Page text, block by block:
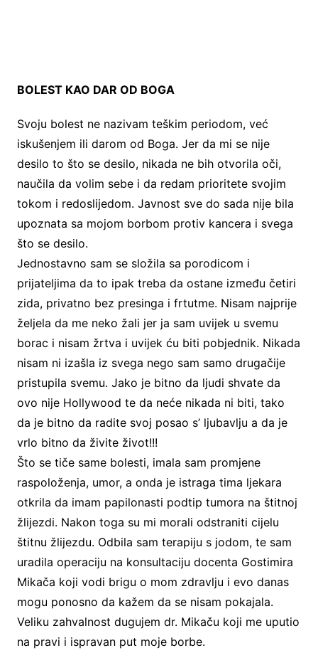
BOLEST KAO DAR OD BOGA
Svoju bolest ne nazivam teškim periodom, već
iskušenjem ili darom od Boga. Jer da mi se nije
desilo to što se desilo, nikada ne bih otvorila oči,
naučila da volim sebe i da redam prioritete svojim
tokom i redoslijedom. Javnost sve do sada nije bila
upoznata sa mojom borbom protiv kancera i svega
što se desilo.
Jednostavno sam se složila sa porodicom i
prijateljima da to ipak treba da ostane između četiri
zida, privatno bez presinga i frtutme. Nisam najprije
željela da me neko žali jer ja sam uvijek u svemu
borac i nisam žrtva i uvijek ću biti pobjednik. Nikada
nisam ni izašla iz svega nego sam samo drugačije
pristupila svemu. Jako je bitno da ljudi shvate da
ovo nije Hollywood te da neće nikada ni biti, tako
da je bitno da radite svoj posao s’ ljubavlju a da je
vrlo bitno da živite život!!!
Što se tiče same bolesti, imala sam promjene
raspoloženja, umor, a onda je istraga tima ljekara
otkrila da imam papilonasti podtip tumora na štitnoj
žlijezdi. Nakon toga su mi morali odstraniti cijelu
štitnu žlijezdu. Odbila sam terapiju s jodom, te sam
uradila operaciju na konsultaciju docenta Gostimira
Mikača koji vodi brigu o mom zdravlju i evo danas
mogu ponosno da kažem da se nisam pokajala.
Veliku zahvalnost dugujem dr. Mikaču koji me uputio
na pravi i ispravan put moje borbe.